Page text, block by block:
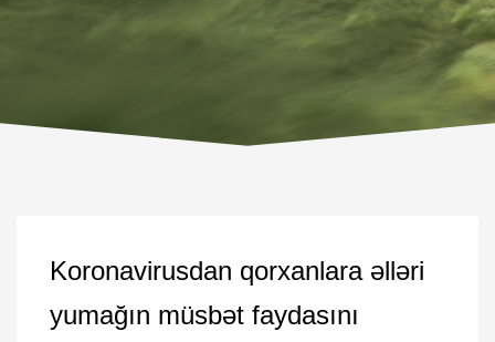
Koronavirusdan qorxanlara əlləri
yumağın müsbət faydasını